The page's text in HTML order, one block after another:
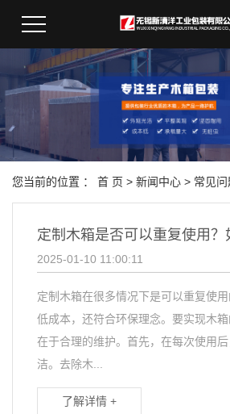
您当前的位置 ： 首 页 > 新闻中心 > 常见问
2025-01-10 11:00:11
定制木箱在很多情况下是可以重复使
低成本，还符合环保理念。要实现木
在于合理的维护。首先，在每次使用
洁。去除木...
了解详情 +